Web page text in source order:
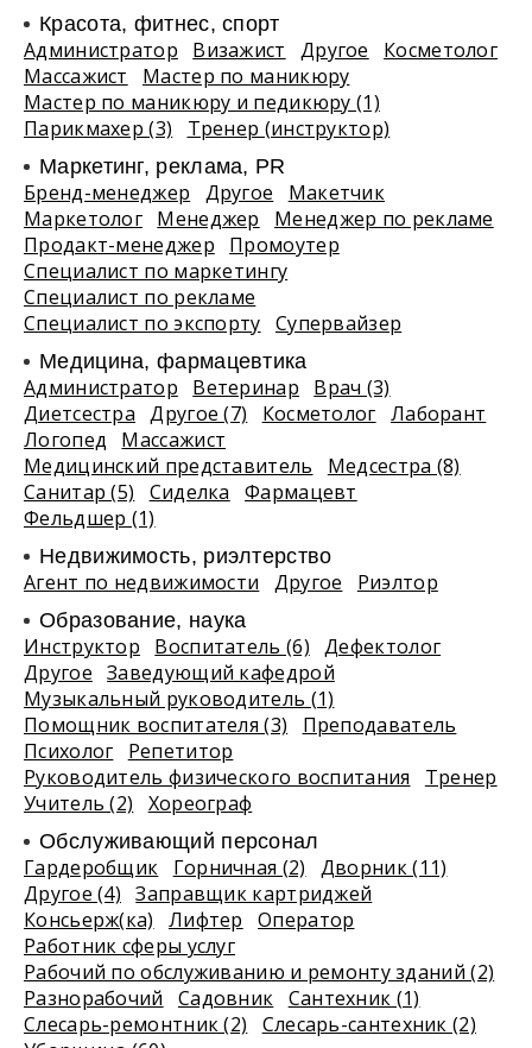
Красота, фитнес, спорт
Администратор Визажист Другое
Косметолог
Массажист
Мастер по маникюру
Мастер по маникюру и педикюру (1)
Парикмахер (3)
Тренер (инструктор)
Маркетинг, реклама, PR
Бренд-менеджер Другое
Макетчик
Маркетолог Менеджер
Менеджер по рекламе
Продакт-менеджер
Промоутер
Специалист по маркетингу
Специалист по рекламе
Специалист по экспорту Супервайзер
Медицина, фармацевтика
Администратор Ветеринар
Врач (3)
Диетсестра
Другое (7) Косметолог Лаборант
Логопед
Массажист
Медицинский представитель
Медсестра (8)
Санитар (5)
Сиделка
Фармацевт
Фельдшер (1)
Недвижимость, риэлтeрство
Агент по недвижимости Другое Риэлтор
Образование, наука
Инструктор Воспитатель (6) Дефектолог
Другое Заведующий кафедрой
Музыкальный руководитель (1)
Помощник воспитателя (3)
Преподаватель
Психолог
Репетитор
Руководитель физического воспитания
Тренер
Учитель (2)
Хореограф
Обслуживающий персонал
Гардеробщик Горничная (2)
Дворник (11)
Другое (4)
Заправщик картриджей
Консьерж(ка)
Лифтер
Оператор
Работник сферы услуг
Рабочий по обслуживанию и ремонту зданий (2)
Разнорабочий
Садовник Сантехник (1)
Слесарь-ремонтник (2)
Слесарь-сантехник (2)